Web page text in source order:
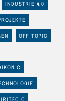
INDUSTRIE 4.0
OFF TOPIC
C
C